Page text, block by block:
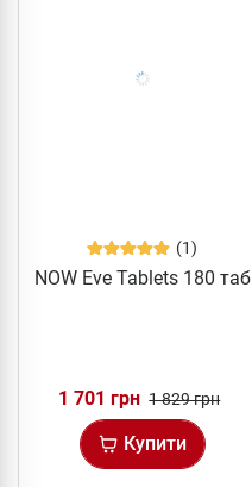
(1)
NOW Eve Tablets 180 таб
1 701 грн 1 829 грн
Купити